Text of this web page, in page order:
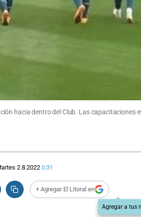
hacia dentro del Club. Las capacitaciones
2.8.20220:31
+ Agregar El Litoral en
Agregar a tus